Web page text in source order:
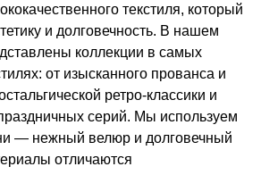
текстиля, который
и долговечность. В нашем
коллекции в самых
от изысканного прованса и
ретро-классики и
серий. Мы используем
— нежный велюр и долговечный
отличаются